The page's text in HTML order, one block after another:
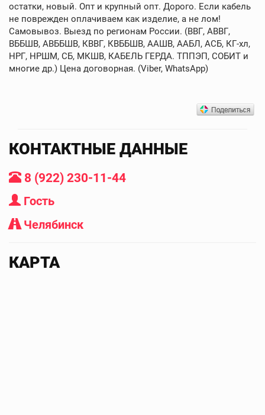
остатки, новый. Опт и крупный опт. Дорого. Если кабель
не поврежден оплачиваем как изделие, а не лом!
Самовывоз. Выезд по регионам России. (ВВГ, АВВГ,
ВББШВ, АВББШВ, КВВГ, КВББШВ, ААШВ, ААБЛ, АСБ, КГ-хл,
НРГ, НРШМ, СБ, МКШВ, КАБЕЛЬ ГЕРДА. ТППЭП, СОБИТ и
многие др.) Цена договорная. (Viber, WhatsApp)
КОНТАКТНЫЕ ДАННЫЕ
8 (922) 230-11-44
Гость
Челябинск
КАРТА